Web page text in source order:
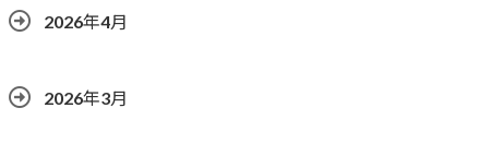
2026年4月
2026年3月